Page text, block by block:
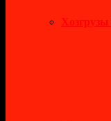
Хозгрузы